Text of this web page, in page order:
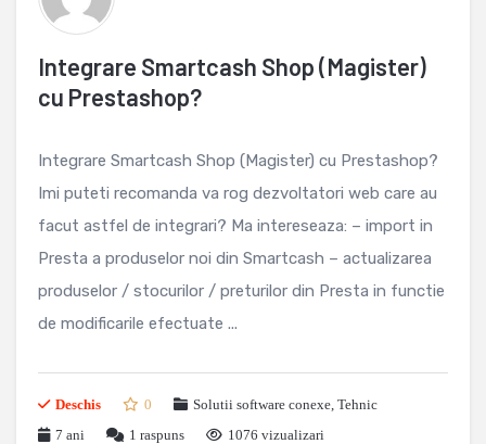
Integrare Smartcash Shop (Magister)
cu Prestashop?
Integrare Smartcash Shop (Magister) cu Prestashop?
Imi puteti recomanda va rog dezvoltatori web care au
facut astfel de integrari? Ma intereseaza: – import in
Presta a produselor noi din Smartcash – actualizarea
produselor / stocurilor / preturilor din Presta in functie
de modificarile efectuate ...
Deschis 0 Solutii software conexe, Tehnic
7 ani
1 raspuns 1076 vizualizari